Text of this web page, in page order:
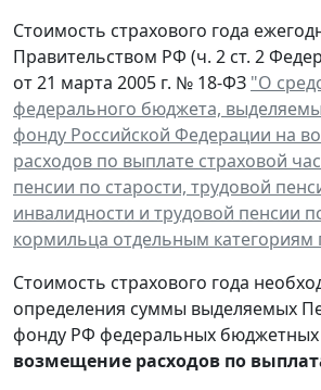
Стоимость страхового года
Правительством РФ (ч. 2 ст. 2
от 21 марта 2005 г. № 18-ФЗ "О
федерального бюджета,
фонду Российской Федерации на
расходов по выплате страховой
пенсии по старости, трудовой
инвалидности и трудовой пенсии
кормильца отдельным категориям
Стоимость страхового года
определения суммы выделяемых
фонду РФ федеральных бюджетных
возмещение расходов по